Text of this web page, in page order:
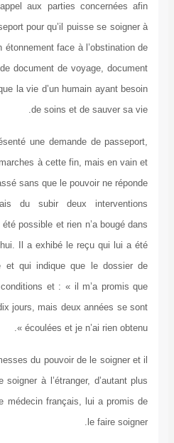
aux parties concernées afin
pour qu’il puisse se soigner à
étonnement face à l’obstination de
document de voyage, document
la vie d’un humain ayant besoin
de soins et de sauver sa vie.
une demande de passeport,
à cette fin, mais en vain et
sans que le pouvoir ne réponde
du subir deux interventions
possible et rien n’a bougé dans
Il a exhibé le reçu qui lui a été
et qui indique que le dossier de
et : « il m’a promis que
jours, mais deux années se sont
écoulées et je n’ai rien obtenu ».
du pouvoir de le soigner et il
à l’étranger, d’autant plus
médecin français, lui a promis de
le faire soigner.